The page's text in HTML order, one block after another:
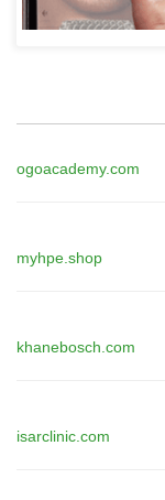
ogoacademy.com
myhpe.shop
khanebosch.com
isarclinic.com